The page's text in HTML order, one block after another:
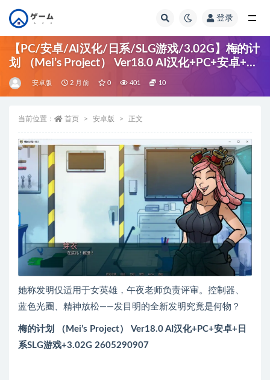
登录
【PC/安卓/AI汉化/日系/SLG游戏/3.02G】梅的计
划 （Mei’s Project） Ver18.0 AI汉化+PC+安卓+日
系SLG游戏+3.02G
安卓版 2 月前 0 401 10
当前位置： 首页 安卓版 正文
她称发明仅适用于女英雄，午夜老师负责评审。控制器、
蓝色光圈、精神放松——发目明的全新发明究竟是何物？
梅的计划 （Mei’s Project） Ver18.0 AI汉化+PC+安卓+日
系SLG游戏+3.02G 2605290907